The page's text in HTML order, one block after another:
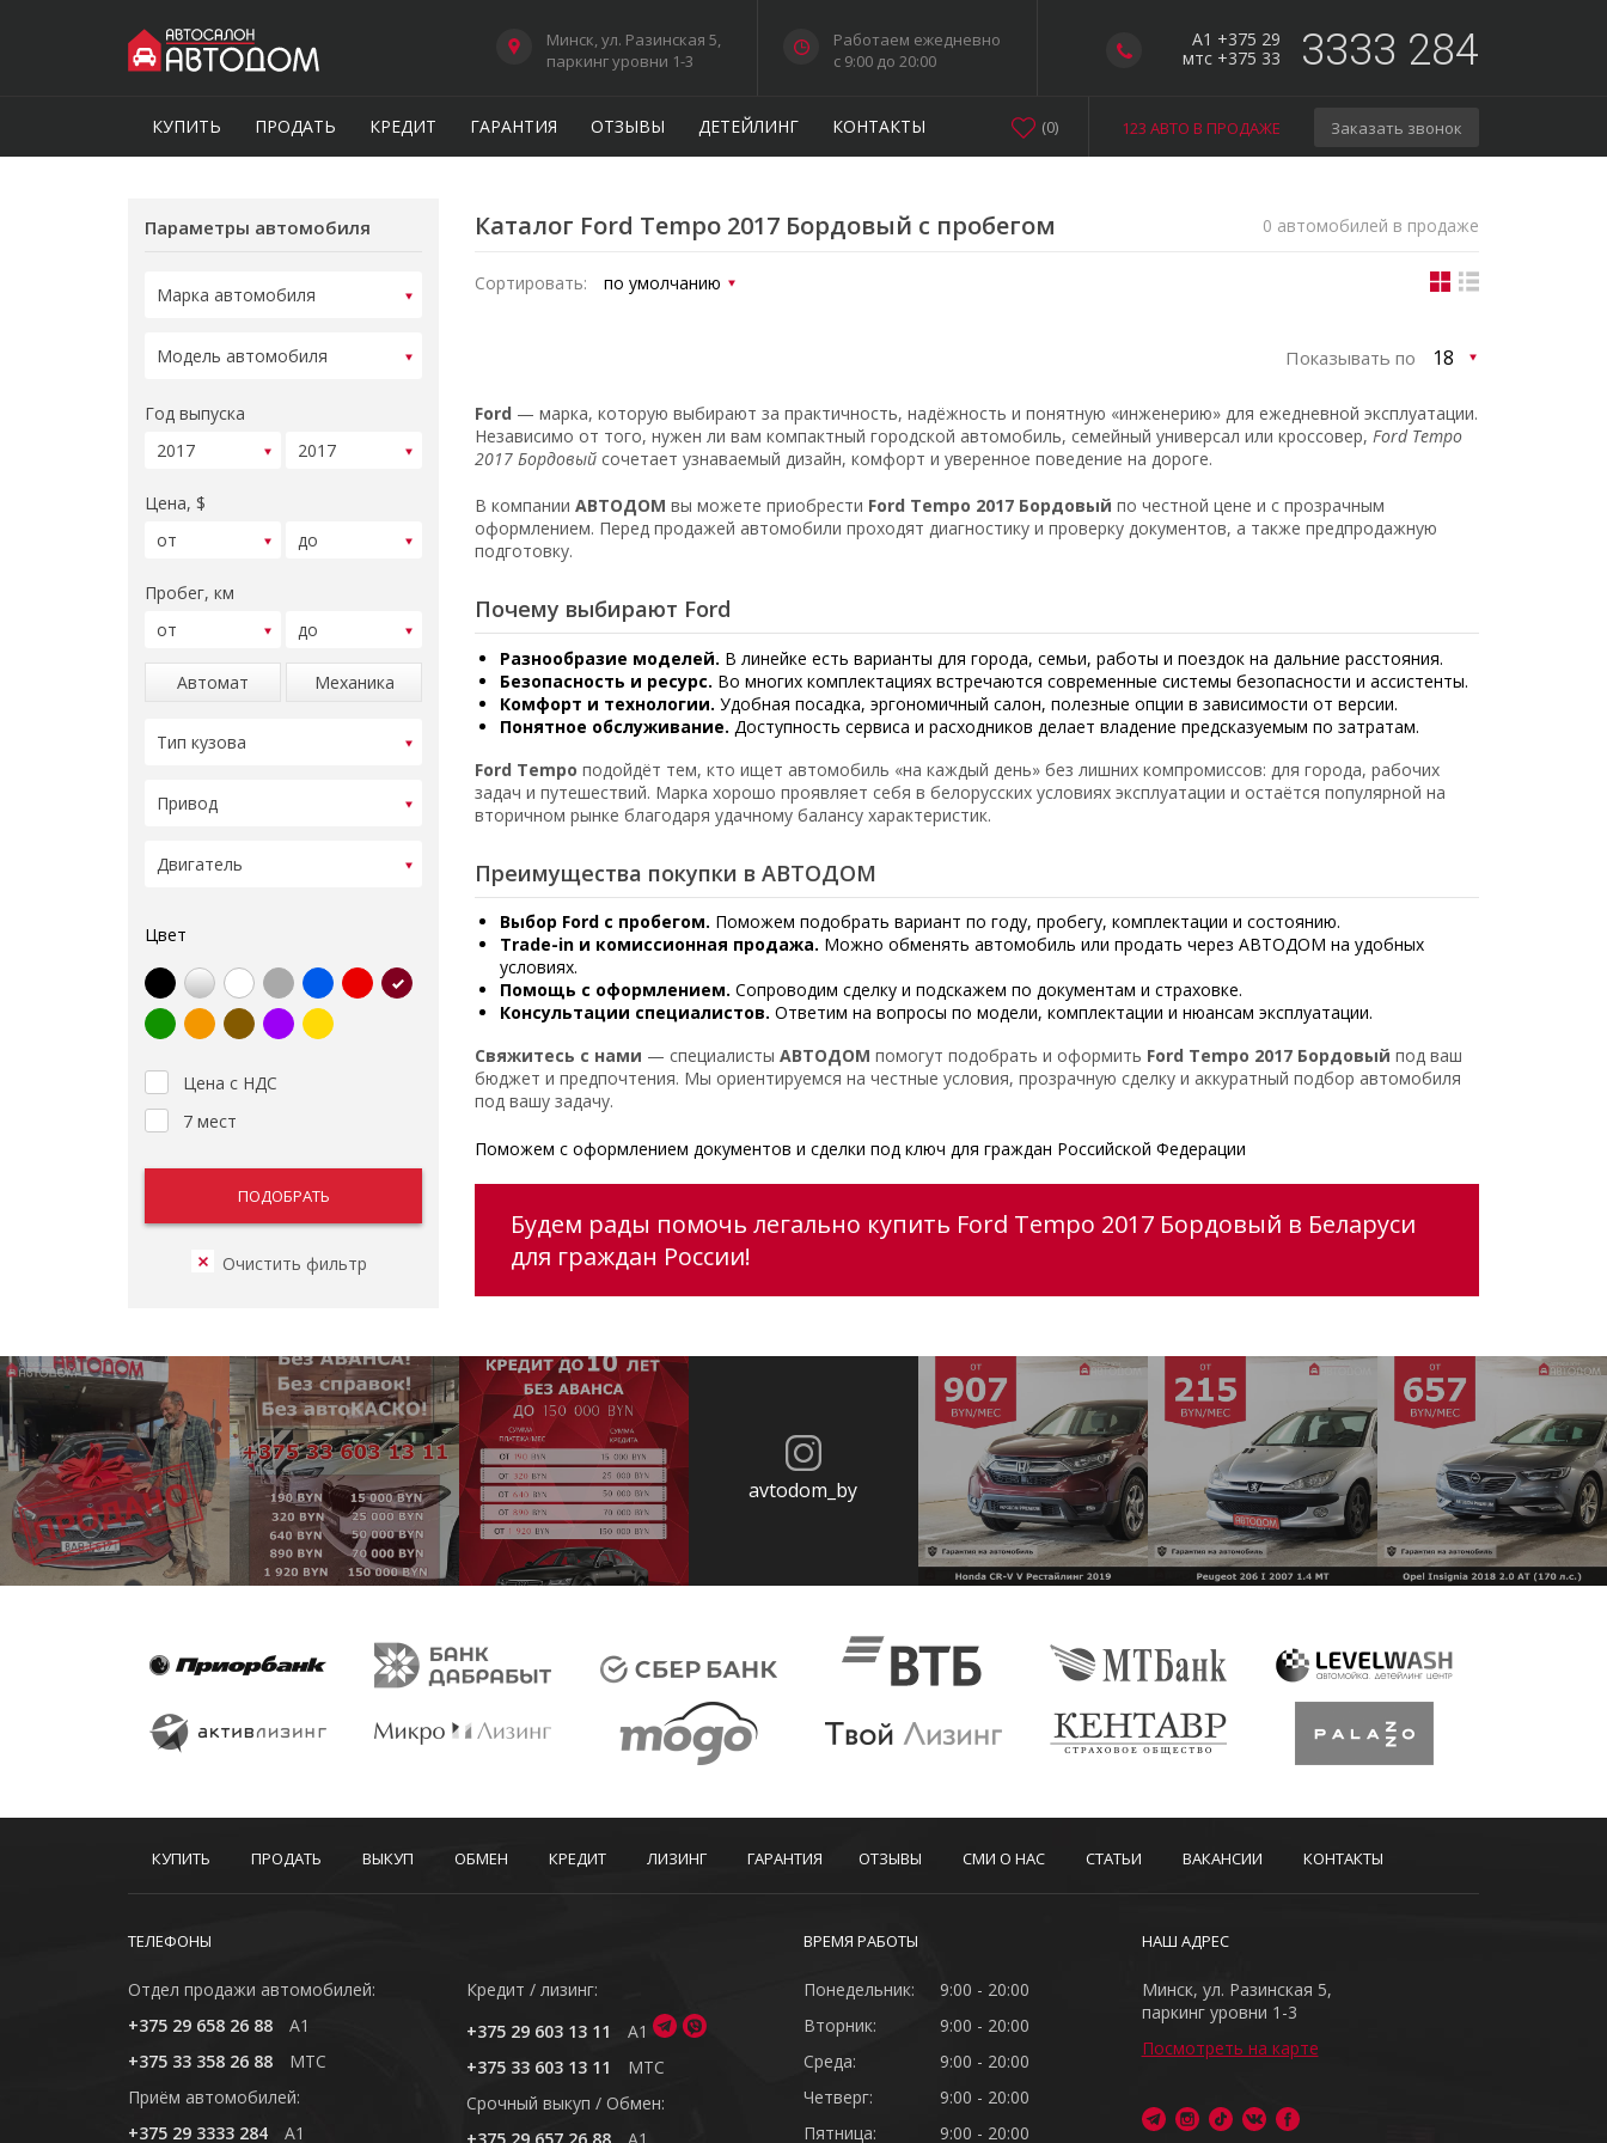
A1 +375 29
мтс +375 33
3333 284
Минск, ул. Разинская 5,
паркинг уровни 1-3
Работаем ежедневно
c 9:00 до 20:00
КУПИТЬ ПРОДАТЬ КРЕДИТ ГАРАНТИЯ ОТЗЫВЫ ДЕТЕЙЛИНГ КОНТАКТЫ 123 АВТО В ПРОДАЖЕ Заказать звонок
(0)
Параметры автомобиля
Год выпуска
Цена, $
Пробег, км
Автомат Механика
Цвет
Цена с НДС
7 мест
Каталог Ford Tempo 2017 Бордовый с пробегом 0 автомобилей в продаже
Сортировать:
Показывать по
Ford — марка, которую выбирают за практичность, надёжность и понятную «инженерию» для ежедневной эксплуатации.
Независимо от того, нужен ли вам компактный городской автомобиль, семейный универсал или кроссовер, Ford Tempo
2017 Бордовый сочетает узнаваемый дизайн, комфорт и уверенное поведение на дороге.
В компании АВТОДОМ вы можете приобрести Ford Tempo 2017 Бордовый по честной цене и с прозрачным
оформлением. Перед продажей автомобили проходят диагностику и проверку документов, а также предпродажную
подготовку.
Почему выбирают Ford
Разнообразие моделей. В линейке есть варианты для города, семьи, работы и поездок на дальние расстояния.
Безопасность и ресурс. Во многих комплектациях встречаются современные системы безопасности и ассистенты.
Комфорт и технологии. Удобная посадка, эргономичный салон, полезные опции в зависимости от версии.
Понятное обслуживание. Доступность сервиса и расходников делает владение предсказуемым по затратам.
Ford Tempo подойдёт тем, кто ищет автомобиль «на каждый день» без лишних компромиссов: для города, рабочих
задач и путешествий. Марка хорошо проявляет себя в белорусских условиях эксплуатации и остаётся популярной на
вторичном рынке благодаря удачному балансу характеристик.
Преимущества покупки в АВТОДОМ
Выбор Ford с пробегом. Поможем подобрать вариант по году, пробегу, комплектации и состоянию.
Trade-in и комиссионная продажа. Можно обменять автомобиль или продать через АВТОДОМ на удобных
условиях.
Помощь с оформлением. Сопроводим сделку и подскажем по документам и страховке.
Консультации специалистов. Ответим на вопросы по модели, комплектации и нюансам эксплуатации.
Свяжитесь с нами — специалисты АВТОДОМ помогут подобрать и оформить Ford Tempo 2017 Бордовый под ваш
бюджет и предпочтения. Мы ориентируемся на честные условия, прозрачную сделку и аккуратный подбор автомобиля
под вашу задачу.
Поможем с оформлением документов и сделки под ключ для граждан Российской Федерации
Будем рады помочь легально купить Ford Tempo 2017 Бордовый в Беларуси
для граждан России!
avtodom_by
КУПИТЬ ПРОДАТЬ ВЫКУП ОБМЕН КРЕДИТ ЛИЗИНГ ГАРАНТИЯ ОТЗЫВЫ СМИ О НАС СТАТЬИ ВАКАНСИИ КОНТАКТЫ
ТЕЛЕФОНЫ
Отдел продажи автомобилей:
+375 29 658 26 88
A1
+375 33 358 26 88
MTC
Приём автомобилей:
+375 29 3333 284
A1
Кредит / лизинг:
+375 29 603 13 11
A1
+375 33 603 13 11
MTC
Cрочный выкуп / Обмен:
ВРЕМЯ РАБОТЫ
Понедельник:
9:00 - 20:00
Вторник:
9:00 - 20:00
Среда:
9:00 - 20:00
Четверг:
9:00 - 20:00
Пятница:
9:00 - 20:00
НАШ АДРЕС
Минск, ул. Разинская 5,
паркинг уровни 1-3
Посмотреть на карте